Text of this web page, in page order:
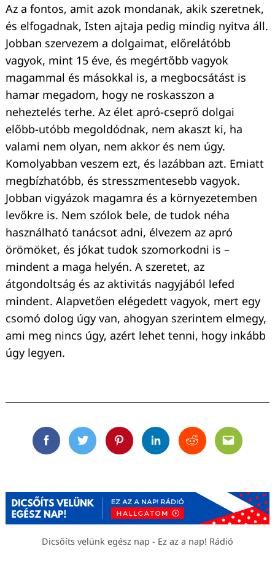
Az a fontos, amit azok mondanak, akik szeretnek,
és elfogadnak, Isten ajtaja pedig mindig nyitva áll.
Jobban szervezem a dolgaimat, előrelátóbb
vagyok, mint 15 éve, és megértőbb vagyok
magammal és másokkal is, a megbocsátást is
hamar megadom, hogy ne roskasszon a
neheztelés terhe. Az élet apró-cseprő dolgai
előbb-utóbb megoldódnak, nem akaszt ki, ha
valami nem olyan, nem akkor és nem úgy.
Komolyabban veszem ezt, és lazábban azt. Emiatt
megbízhatóbb, és stresszmentesebb vagyok.
Jobban vigyázok magamra és a környezetemben
levőkre is. Nem szólok bele, de tudok néha
használható tanácsot adni, élvezem az apró
örömöket, és jókat tudok szomorkodni is –
mindent a maga helyén. A szeretet, az
átgondoltság és az aktivitás nagyjából lefed
mindent. Alapvetően elégedett vagyok, mert egy
csomó dolog úgy van, ahogyan szerintem elmegy,
ami meg nincs úgy, azért lehet tenni, hogy inkább
úgy legyen.
FacebookTwitterPinterestLinkedinRedditEmail
Dicsőíts velünk egész nap - Ez az a nap! Rádió